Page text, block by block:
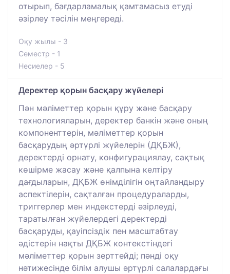
отырып, бағдарламалық қамтамасыз етуді
әзірлеу тәсілін меңгереді.
Оқу жылы - 3
Семестр - 1
Несиелер - 5
Деректер қорын басқару жүйелері
Пән мәліметтер қорын құру және басқару
технологияларын, деректер банкін және оның
компоненттерін, мәліметтер қорын
басқарудың әртүрлі жүйелерін (ДҚБЖ),
деректерді орнату, конфигурациялау, сақтық
көшірме жасау және қалпына келтіру
дағдыларын, ДҚБЖ өнімділігін оңтайландыру
аспектілерін, сақталған процедураларды,
триггерлер мен индекстерді әзірлеуді,
таратылған жүйелердегі деректерді
басқаруды, қауіпсіздік пен масштабтау
әдістерін нақты ДҚБЖ контекстіндегі
мәліметтер қорын зерттейді; пәнді оқу
нәтижесінде білім алушы әртүрлі салалардағы